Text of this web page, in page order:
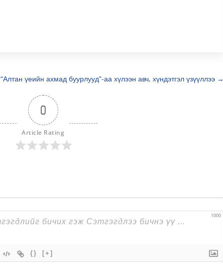
“Алтан үеийн ахмад буурлууд”-аа хүлээн авч, хүндэтгэл үзүүллээ →
0
Article Rating
1000
{} [+]